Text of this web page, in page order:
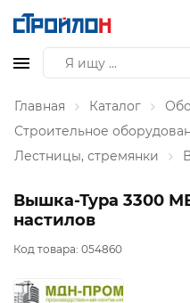
Главная Каталог
Строительное
Лестницы, стремянки
Вышка-Тура 3300
настилов
Код товара: 054860